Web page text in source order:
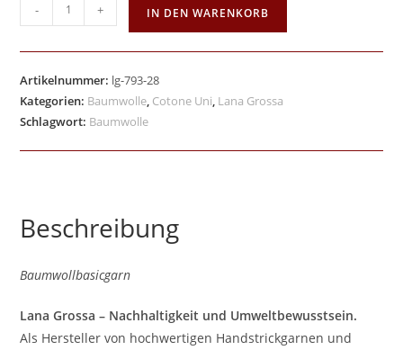
- + IN DEN WARENKORB
Artikelnummer: lg-793-28
Kategorien: Baumwolle, Cotone Uni, Lana Grossa
Schlagwort: Baumwolle
Beschreibung
Baumwollbasicgarn
Lana Grossa – Nachhaltigkeit und Umweltbewusstsein.
Als Hersteller von hochwertigen Handstrickgarnen und